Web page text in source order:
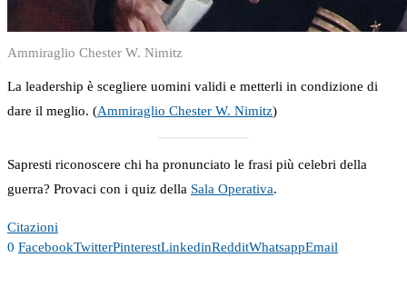
Ammiraglio Chester W. Nimitz
La leadership è scegliere uomini validi e metterli in condizione di
dare il meglio. (Ammiraglio Chester W. Nimitz)
Sapresti riconoscere chi ha pronunciato le frasi più celebri della
guerra? Provaci con i quiz della Sala Operativa.
Citazioni
0 FacebookTwitterPinterestLinkedinRedditWhatsappEmail